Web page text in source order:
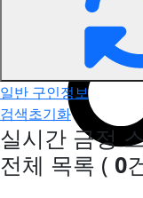
금정 스포츠마사지 구
일반 구인정보
검색초기화
실시간 금정
전체 목록 ( 0